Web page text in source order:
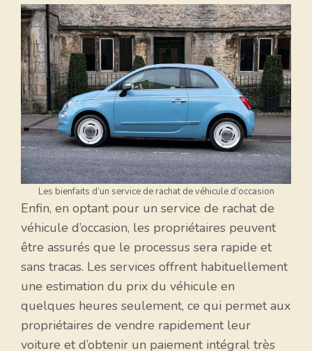
Les bienfaits d’un service de rachat de véhicule d’occasion
Enfin, en optant pour un service de rachat de
véhicule d’occasion, les propriétaires peuvent
être assurés que le processus sera rapide et
sans tracas. Les services offrent habituellement
une estimation du prix du véhicule en
quelques heures seulement, ce qui permet aux
propriétaires de vendre rapidement leur
voiture et d’obtenir un paiement intégral très